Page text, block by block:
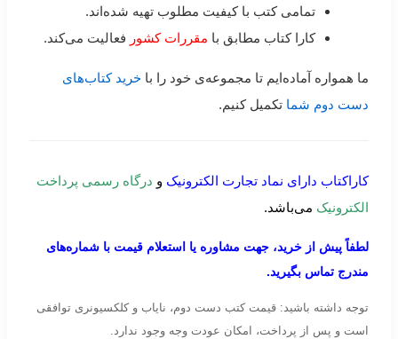
تمامی کتب با کیفیت مطلوب تهیه شده‌اند.
کارا کتاب مطابق با مقررات کشور فعالیت می‌کند.
ما همواره آماده‌ایم تا مجموعه‌ی خود را با خرید کتاب‌های
دست دوم شما تکمیل کنیم.
کاراکتاب دارای نماد تجارت الکترونیک و درگاه رسمی پرداخت
الکترونیک می‌باشد.
لطفاً پیش از خرید، جهت مشاوره یا استعلام قیمت با شماره‌های
مندرج تماس بگیرید.
توجه داشته باشید: قیمت کتب دست دوم، نایاب و کلکسیونری توافقی
است و پس از پرداخت، امکان عودت وجه وجود ندارد.